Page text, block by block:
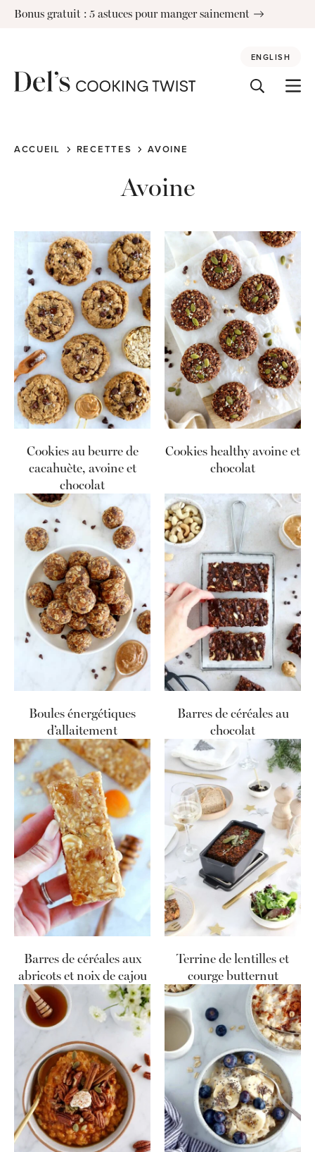
SkipBonus gratuit : 5 astuces pour manger sainement
ENGLISH
ACCUEIL RECETTES AVOINE
Avoine
Cookies au beurre de
cacahuète, avoine et
chocolat
Cookies healthy avoine et
chocolat
Boules énergétiques
d’allaitement
Barres de céréales au
chocolat
Barres de céréales aux
abricots et noix de cajou
Terrine de lentilles et
courge butternut